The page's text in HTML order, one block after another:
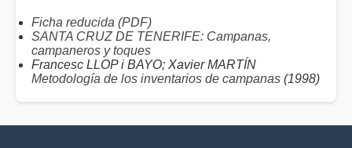
Ficha reducida (PDF)
SANTA CRUZ DE TENERIFE: Campanas,
campaneros y toques
Francesc LLOP i BAYO; Xavier MARTÍN
Metodología de los inventarios de campanas (1998)